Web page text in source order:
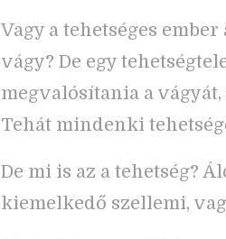
Vagy a tehetséges
vágy? De egy
megvalósítania a
Tehát mindenki
De mi is az a tehetség?
kiemelkedő szellemi,